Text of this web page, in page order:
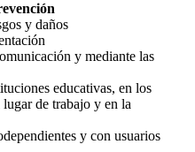
y daños
y mediante las
educativas, en los
de trabajo y en la
y con usuarios